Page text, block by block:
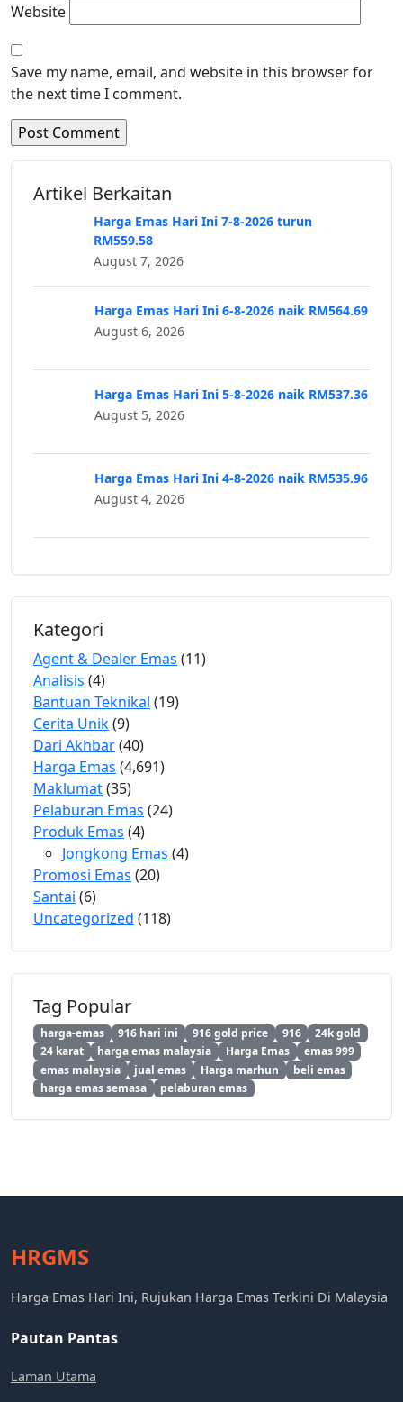
Website
Save my name, email, and website in this browser for
the next time I comment.
Artikel Berkaitan
Harga Emas Hari Ini 7-8-2026 turun
RM559.58
August 7, 2026
Harga Emas Hari Ini 6-8-2026 naik RM564.69
August 6, 2026
Harga Emas Hari Ini 5-8-2026 naik RM537.36
August 5, 2026
Harga Emas Hari Ini 4-8-2026 naik RM535.96
August 4, 2026
Kategori
Agent & Dealer Emas (11)
Analisis (4)
Bantuan Teknikal (19)
Cerita Unik(9)
Dari Akhbar(40)
Harga Emas (4,691)
Maklumat(35)
Pelaburan Emas (24)
Produk Emas (4)
Jongkong Emas (4)
Promosi Emas (20)
Santai (6)
Uncategorized (118)
Tag Popular
harga-emas 916 hari ini 916 gold price 916
24k gold
24 karat
harga emas malaysia Harga Emas
emas 999
emas malaysia
jual emas Harga marhun
beli emas
harga emas semasa
pelaburan emas
HRGMS
Harga Emas Hari Ini, Rujukan Harga Emas Terkini Di Malaysia
Pautan Pantas
Laman Utama